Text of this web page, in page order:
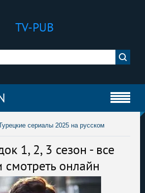
TV-PUB
сериалы 2025 на русском
1, 2, 3 сезон - все
смотреть онлайн